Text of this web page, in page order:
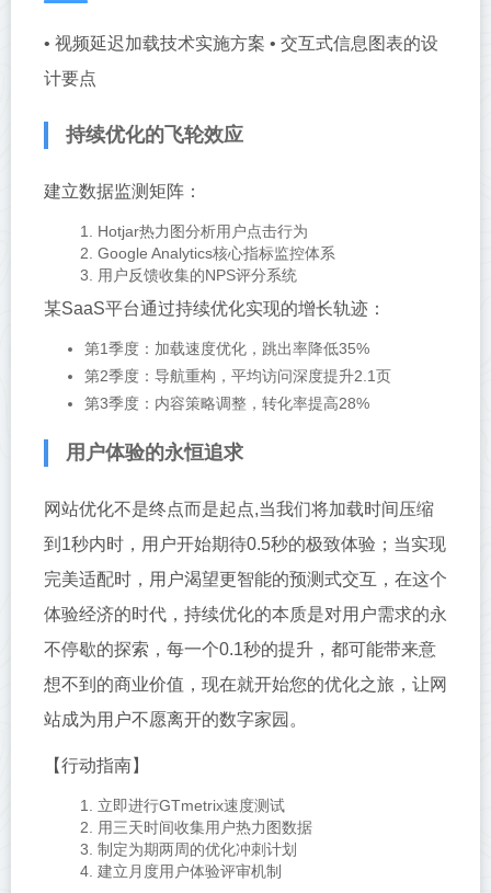
• 视频延迟加载技术实施方案 • 交互式信息图表的设
计要点
持续优化的飞轮效应
建立数据监测矩阵：
Hotjar热力图分析用户点击行为
Google Analytics核心指标监控体系
用户反馈收集的NPS评分系统
某SaaS平台通过持续优化实现的增长轨迹：
第1季度：加载速度优化，跳出率降低35%
第2季度：导航重构，平均访问深度提升2.1页
第3季度：内容策略调整，转化率提高28%
用户体验的永恒追求
网站优化不是终点而是起点,当我们将加载时间压缩
到1秒内时，用户开始期待0.5秒的极致体验；当实现
完美适配时，用户渴望更智能的预测式交互，在这个
体验经济的时代，持续优化的本质是对用户需求的永
不停歇的探索，每一个0.1秒的提升，都可能带来意
想不到的商业价值，现在就开始您的优化之旅，让网
站成为用户不愿离开的数字家园。
【行动指南】
立即进行GTmetrix速度测试
用三天时间收集用户热力图数据
制定为期两周的优化冲刺计划
建立月度用户体验评审机制